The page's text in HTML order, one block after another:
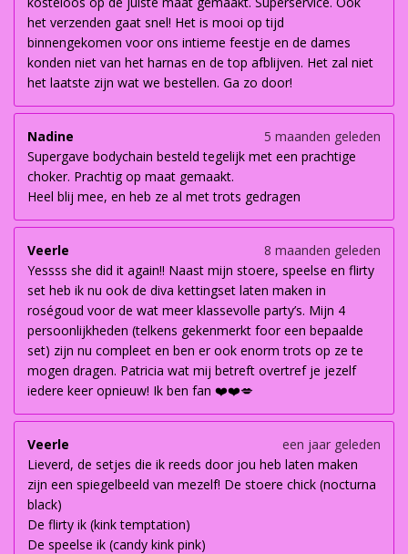
het verzenden gaat snel! Het is mooi op tijd
binnengekomen voor ons intieme feestje en de dames
konden niet van het harnas en de top afblijven. Het zal niet
het laatste zijn wat we bestellen. Ga zo door!
Nadine
5 maanden geleden
Supergave bodychain besteld tegelijk met een prachtige
choker. Prachtig op maat gemaakt.
Heel blij mee, en heb ze al met trots gedragen
Veerle
8 maanden geleden
Yessss she did it again!! Naast mijn stoere, speelse en flirty
set heb ik nu ook de diva kettingset laten maken in
roségoud voor de wat meer klassevolle party’s. Mijn 4
persoonlijkheden (telkens gekenmerkt foor een bepaalde
set) zijn nu compleet en ben er ook enorm trots op ze te
mogen dragen. Patricia wat mij betreft overtref je jezelf
iedere keer opnieuw! Ik ben fan ❤️❤️💋
Veerle
een jaar geleden
Lieverd, de setjes die ik reeds door jou heb laten maken
zijn een spiegelbeeld van mezelf! De stoere chick (nocturna
black)
De flirty ik (kink temptation)
De speelse ik (candy kink pink)